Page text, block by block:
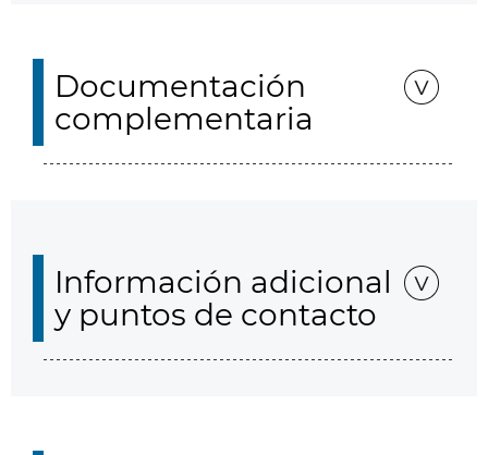
Documentación
complementaria
Información adicional
y puntos de contacto